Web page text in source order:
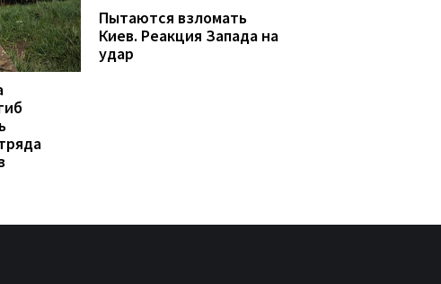
Пытаются взломать
Киев. Реакция Запада на
удар